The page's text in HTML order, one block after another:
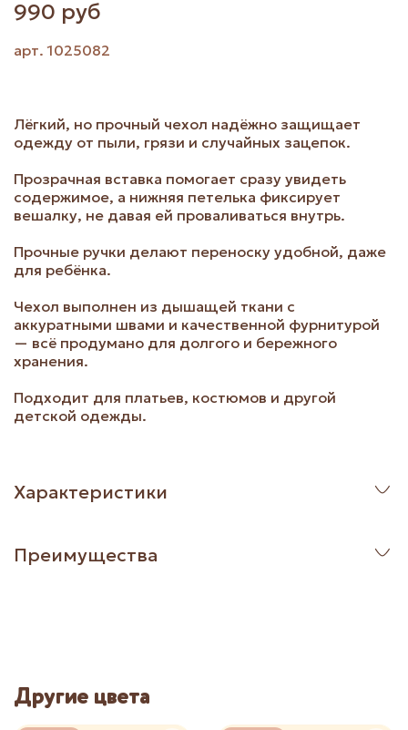
арт.1025082
990 руб
Лёгкий, но прочный чехол надёжно защищает
одежду от пыли, грязи и случайных зацепок.
Прозрачная вставка помогает сразу увидеть
содержимое, а нижняя петелька фиксирует
вешалку, не давая ей проваливаться внутрь.
Прочные ручки делают переноску удобной, даже
для ребёнка.
Чехол выполнен из дышащей ткани с
аккуратными швами и качественной фурнитурой
— всё продумано для долгого и бережного
хранения.
Подходит для платьев, костюмов и другой
детской одежды.
Характеристики
Преимущества
Другие цвета